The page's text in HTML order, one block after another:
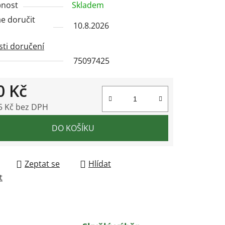
Skladem
doručit
10.8.2026
doručení
75097425
Kč
Kč bez DPH
DO KOŠÍKU
Zeptat se
Hlídat